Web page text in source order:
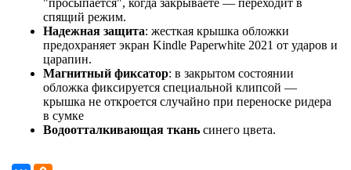
спящий режим.
Надежная защита: жесткая крышка обложки
предохраняет экран Kindle Paperwhite 2021 от ударов и
царапин.
Магнитный фиксатор: в закрытом состоянии
обложка фиксируется специальной клипсой —
крышка не откроется случайно при переноске ридера
в сумке
Водоотталкивающая ткань синего цвета.